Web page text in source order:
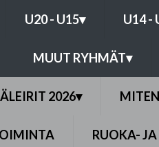
U20 - U15▾ U14 -
MUUT RYHMÄT▾
2026▾
RUOKA-